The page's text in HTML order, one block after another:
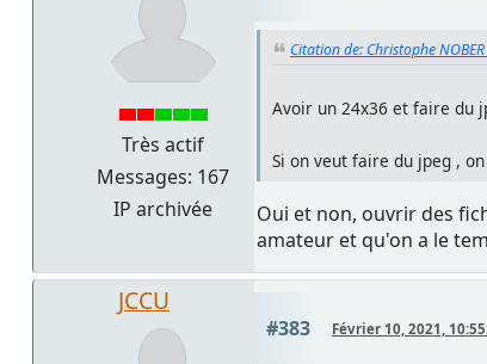
Très actif
Messages: 167
IP archivée
Citation de: Christophe
Avoir un 24x36 et faire du
Si on veut faire du jpeg ,
Oui et non, ouvrir des
amateur et qu'on a le
JCCU
#383 Février 10, 2021,